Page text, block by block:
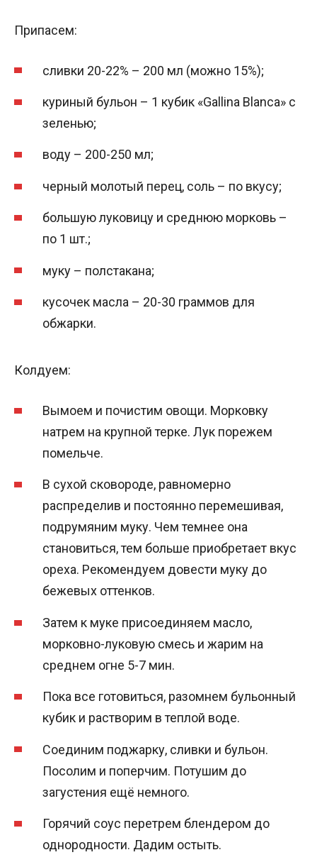
Припасем:
сливки 20-22% – 200 мл (можно 15%);
куриный бульон – 1 кубик «Gallina Blanca» с
зеленью;
воду – 200-250 мл;
черный молотый перец, соль – по вкусу;
большую луковицу и среднюю морковь –
по 1 шт.;
муку – полстакана;
кусочек масла – 20-30 граммов для
обжарки.
Колдуем:
Вымоем и почистим овощи. Морковку
натрем на крупной терке. Лук порежем
помельче.
В сухой сковороде, равномерно
распределив и постоянно перемешивая,
подрумяним муку. Чем темнее она
становиться, тем больше приобретает вкус
ореха. Рекомендуем довести муку до
бежевых оттенков.
Затем к муке присоединяем масло,
морковно-луковую смесь и жарим на
среднем огне 5-7 мин.
Пока все готовиться, разомнем бульонный
кубик и растворим в теплой воде.
Соединим поджарку, сливки и бульон.
Посолим и поперчим. Потушим до
загустения ещё немного.
Горячий соус перетрем блендером до
однородности. Дадим остыть.